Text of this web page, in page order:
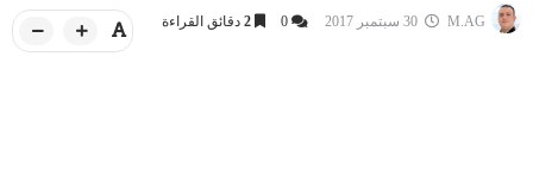
M.AG
0
2 دقائق القراءة